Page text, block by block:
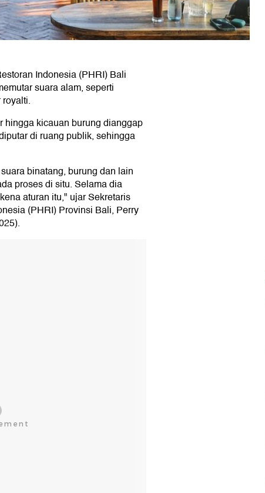
Indonesia (PHRI) Bali
suara alam, seperti
hingga kicauan burung dianggap
di ruang publik, sehingga
binatang, burung dan lain
proses di situ. Selama dia
aturan itu," ujar Sekretaris
(PHRI) Provinsi Bali, Perry